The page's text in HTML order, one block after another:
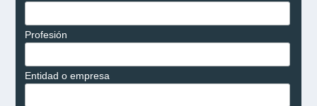
Profesión
Entidad o empresa